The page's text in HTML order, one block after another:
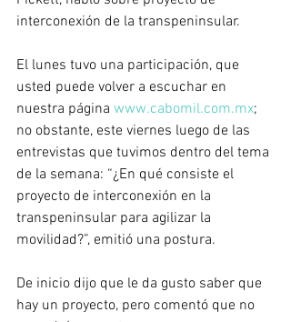
interconexión de la transpeninsular.
El lunes tuvo una participación, que
usted puede volver a escuchar en
nuestra página www.cabomil.com.mx;
no obstante, este viernes luego de las
entrevistas que tuvimos dentro del tema
de la semana: “¿En qué consiste el
proyecto de interconexión en la
transpeninsular para agilizar la
movilidad?”, emitió una postura.
De inicio dijo que le da gusto saber que
hay un proyecto, pero comentó que no